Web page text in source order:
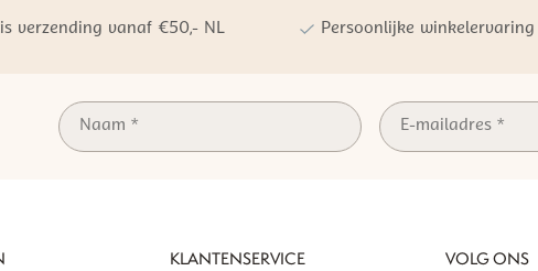
verzending vanaf €50,- NL Persoonlijke winkelervaring
KLANTENSERVICE VOLG ONS